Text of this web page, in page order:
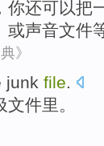
你还可以把
、或声音文件
》
junk file.
文件里。